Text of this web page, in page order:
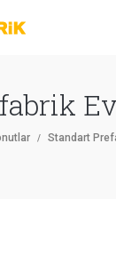
Ev
Standart